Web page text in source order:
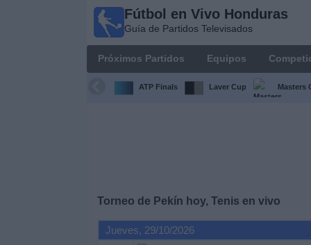
Fútbol en Vivo Honduras
Guía de Partidos Televisados
Próximos Partidos Equipos
ATP Finals Laver Cup Masters
Torneo de Pekín hoy, Tenis en vivo
Jueves, 29/10/2026
Fútbol en
Honduras